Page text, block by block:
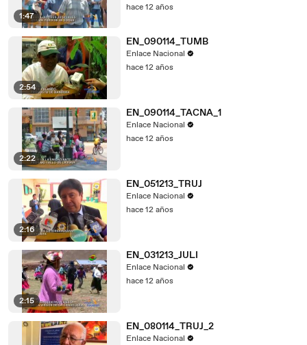
1:47
hace 12 años
2:54
EN_090114_TUMB
Enlace Nacional
hace 12 años
2:22
EN_090114_TACNA_1
Enlace Nacional
hace 12 años
2:16
EN_051213_TRUJ
Enlace Nacional
hace 12 años
2:15
EN_031213_JULI
Enlace Nacional
hace 12 años
EN_080114_TRUJ_2
Enlace Nacional